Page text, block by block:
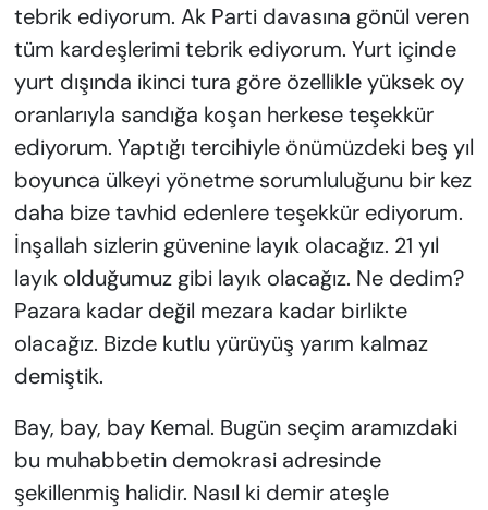
tebrik ediyorum. Ak Parti davasına gönül veren
tüm kardeşlerimi tebrik ediyorum. Yurt içinde
yurt dışında ikinci tura göre özellikle yüksek oy
oranlarıyla sandığa koşan herkese teşekkür
ediyorum. Yaptığı tercihiyle önümüzdeki beş yıl
boyunca ülkeyi yönetme sorumluluğunu bir kez
daha bize tavhid edenlere teşekkür ediyorum.
İnşallah sizlerin güvenine layık olacağız. 21 yıl
layık olduğumuz gibi layık olacağız. Ne dedim?
Pazara kadar değil mezara kadar birlikte
olacağız. Bizde kutlu yürüyüş yarım kalmaz
demiştik.
Bay, bay, bay Kemal. Bugün seçim aramızdaki
bu muhabbetin demokrasi adresinde
şekillenmiş halidir. Nasıl ki demir ateşle